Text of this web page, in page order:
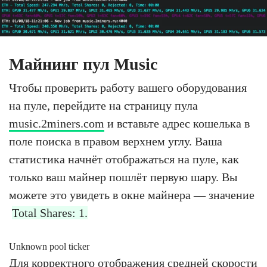
Майнинг пул Music
Чтобы проверить работу вашего оборудования
на пуле, перейдите на страницу пула
music.2miners.com и вставьте адрес кошелька в
поле поиска в правом верхнем углу. Ваша
статистика начнёт отображаться на пуле, как
только ваш майнер пошлёт первую шару. Вы
можете это увидеть в окне майнера — значение
Total Shares: 1.
Unknown pool ticker
Для корректного отображения средней скорости